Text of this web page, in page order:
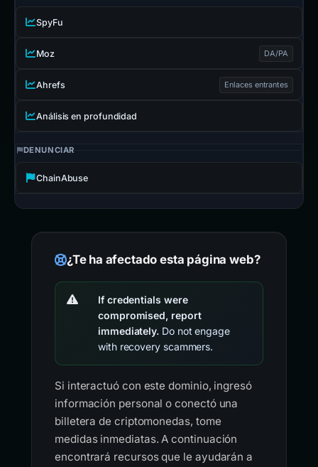
SpyFu
Moz DA/PA
Ahrefs Enlaces entrantes
Análisis en profundidad
DENUNCIAR
ChainAbuse
¿Te ha afectado esta página web?
If credentials were
compromised, report
immediately. Do not engage
with recovery scammers.
Si interactuó con este dominio, ingresó
información personal o conectó una
billetera de criptomonedas, tome
medidas inmediatas. A continuación
encontrará recursos que le ayudarán a